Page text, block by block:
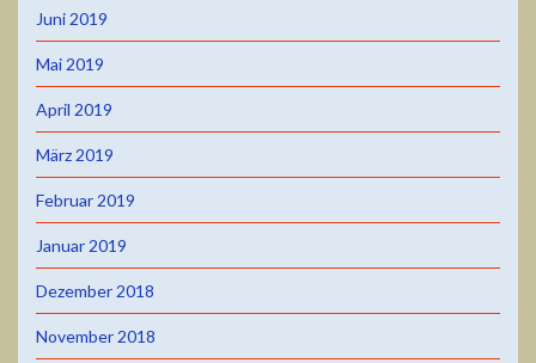
Juni 2019
Mai 2019
April 2019
März 2019
Februar 2019
Januar 2019
Dezember 2018
November 2018